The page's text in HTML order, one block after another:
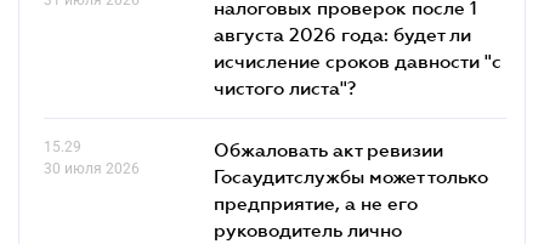
налоговых проверок после 1
августа 2026 года: будет ли
исчисление сроков давности "с
чистого листа"?
15.29
30 июля 2026
Обжаловать акт ревизии
Госаудитслужбы может только
предприятие, а не его
руководитель лично